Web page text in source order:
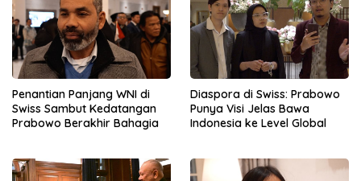
Penantian Panjang WNI di
Swiss Sambut Kedatangan
Prabowo Berakhir Bahagia
Diaspora di Swiss: Prabowo
Punya Visi Jelas Bawa
Indonesia ke Level Global